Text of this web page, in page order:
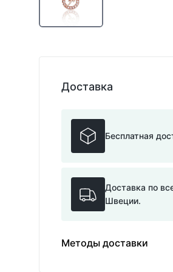
Доставка
Бесплатная
Доставка по
Швеции.
Методы доставки